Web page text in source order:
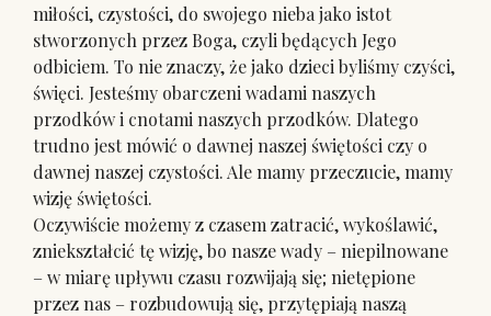
miłości, czystości, do swojego nieba jako istot
stworzonych przez Boga, czyli będących Jego
odbiciem. To nie znaczy, że jako dzieci byliśmy czyści,
święci. Jesteśmy obarczeni wadami naszych
przodków i cnotami naszych przodków. Dlatego
trudno jest mówić o dawnej naszej świętości czy o
dawnej naszej czystości. Ale mamy przeczucie, mamy
wizję świętości.
Oczywiście możemy z czasem zatracić, wykoślawić,
zniekształcić tę wizję, bo nasze wady – niepilnowane
– w miarę upływu czasu rozwijają się; nietępione
przez nas – rozbudowują się, przytępiają naszą